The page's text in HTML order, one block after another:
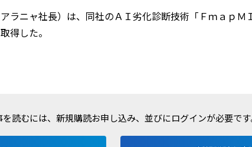
ラニャ社長）は、同社のＡＩ劣化診断技術「ＦｍａｐＭ
得した。
を読むには、新規購読お申し込み、並びにログインが必要です